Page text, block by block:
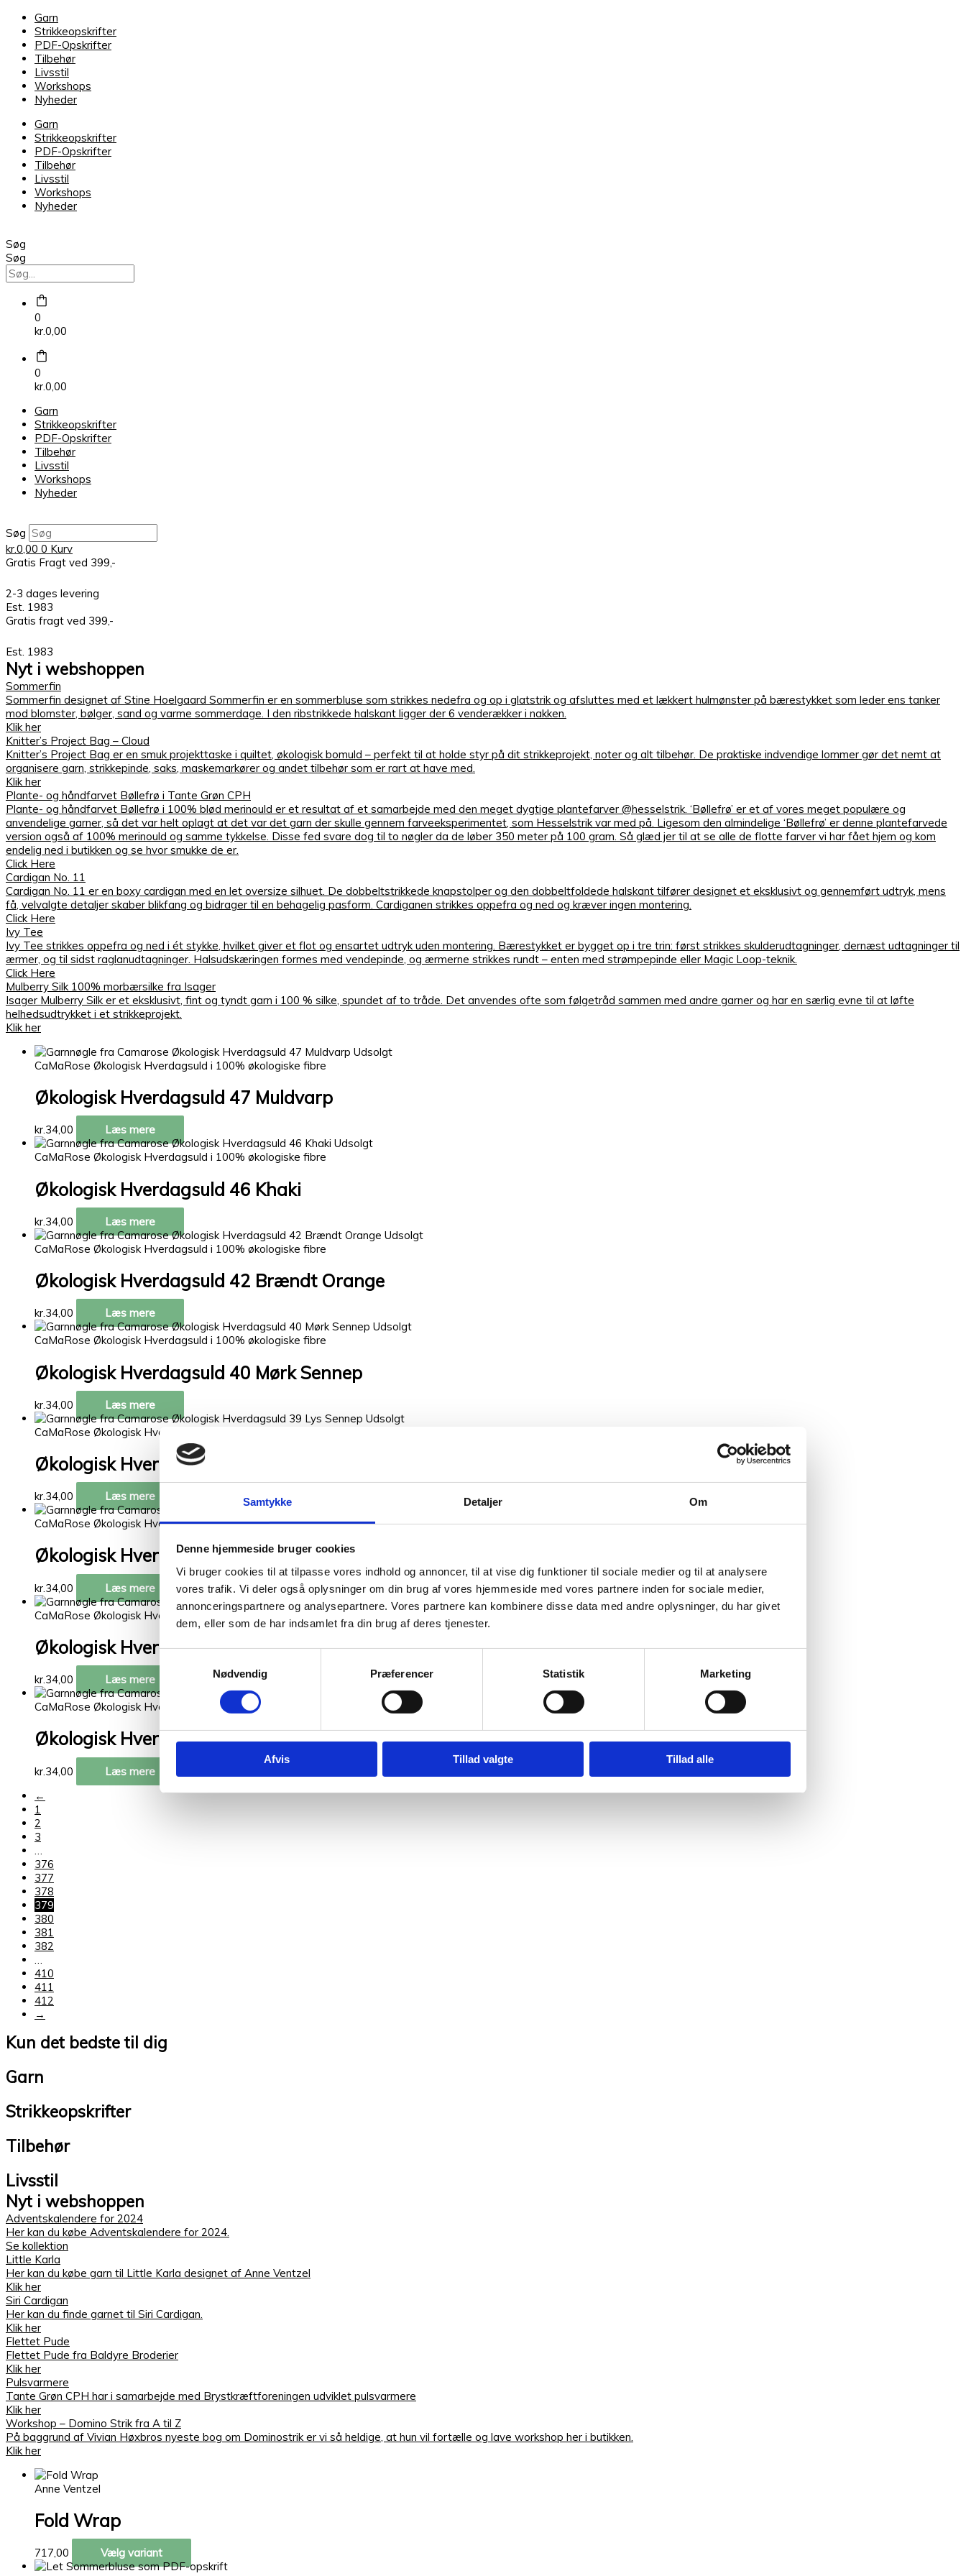
Samtykke Detaljer Om
Denne hjemmeside bruger cookies
Vi bruger cookies til at tilpasse vores indhold og annoncer, til at vise dig funktioner til sociale medier og til at analysere
vores trafik. Vi deler også oplysninger om din brug af vores hjemmeside med vores partnere inden for sociale medier,
annonceringspartnere og analysepartnere. Vores partnere kan kombinere disse data med andre oplysninger, du har givet
dem, eller som de har indsamlet fra din brug af deres tjenester.
Nødvendig
Præferencer Statistik Marketing
Afvis Tillad valgte Tillad alle
Garn
Strikkeopskrifter
PDF-Opskrifter
Tilbehør
Livsstil
Workshops
Nyheder
Garn
Strikkeopskrifter
PDF-Opskrifter
Tilbehør
Livsstil
Workshops
Nyheder
Søg
Søg
0
kr.0,00
0
kr.0,00
Garn
Strikkeopskrifter
PDF-Opskrifter
Tilbehør
Livsstil
Workshops
Nyheder
Søg
kr.0,00 0 Kurv
Gratis Fragt ved 399,-
2-3 dages levering
Est. 1983
Gratis fragt ved 399,-
Est. 1983
Nyt i webshoppen
Sommerfin
Sommerfin designet af Stine Hoelgaard Sommerfin er en sommerbluse som strikkes nedefra og op i glatstrik og afsluttes med et lækkert hulmønster på bærestykket som leder ens tanker
mod blomster, bølger, sand og varme sommerdage. I den ribstrikkede halskant ligger der 6 venderækker i nakken.
Klik her
Knitter’s Project Bag – Cloud
Knitter’s Project Bag er en smuk projekttaske i quiltet, økologisk bomuld – perfekt til at holde styr på dit strikkeprojekt, noter og alt tilbehør. De praktiske indvendige lommer gør det nemt at
organisere garn, strikkepinde, saks, maskemarkører og andet tilbehør som er rart at have med.
Klik her
Plante- og håndfarvet Bøllefrø i Tante Grøn CPH
Plante- og håndfarvet Bøllefrø i 100% blød merinould er et resultat af et samarbejde med den meget dygtige plantefarver @hesselstrik. ‘Bøllefrø’ er et af vores meget populære og
anvendelige garner, så det var helt oplagt at det var det garn der skulle gennem farveeksperimentet, som Hesselstrik var med på. Ligesom den almindelige ‘Bøllefrø’ er denne plantefarvede
version også af 100% merinould og samme tykkelse. Disse fed svare dog til to nøgler da de løber 350 meter på 100 gram. Så glæd jer til at se alle de flotte farver vi har fået hjem og kom
endelig ned i butikken og se hvor smukke de er.
Click Here
Cardigan No. 11
Cardigan No. 11 er en boxy cardigan med en let oversize silhuet. De dobbeltstrikkede knapstolper og den dobbeltfoldede halskant tilfører designet et eksklusivt og gennemført udtryk, mens
få, velvalgte detaljer skaber blikfang og bidrager til en behagelig pasform. Cardiganen strikkes oppefra og ned og kræver ingen montering.
Click Here
Ivy Tee
Ivy Tee strikkes oppefra og ned i ét stykke, hvilket giver et flot og ensartet udtryk uden montering. Bærestykket er bygget op i tre trin: først strikkes skulderudtagninger, dernæst udtagninger til
ærmer, og til sidst raglanudtagninger. Halsudskæringen formes med vendepinde, og ærmerne strikkes rundt – enten med strømpepinde eller Magic Loop-teknik.
Click Here
Mulberry Silk 100% morbærsilke fra Isager
Isager Mulberry Silk er et eksklusivt, fint og tyndt garn i 100 % silke, spundet af to tråde. Det anvendes ofte som følgetråd sammen med andre garner og har en særlig evne til at løfte
helhedsudtrykket i et strikkeprojekt.
Klik her
Udsolgt
CaMaRose Økologisk Hverdagsuld i 100% økologiske fibre
Økologisk Hverdagsuld 47 Muldvarp
kr.34,00
Læs mere
Udsolgt
CaMaRose Økologisk Hverdagsuld i 100% økologiske fibre
Økologisk Hverdagsuld 46 Khaki
kr.34,00
Læs mere
Udsolgt
CaMaRose Økologisk Hverdagsuld i 100% økologiske fibre
Økologisk Hverdagsuld 42 Brændt Orange
kr.34,00
Læs mere
Udsolgt
CaMaRose Økologisk Hverdagsuld i 100% økologiske fibre
Økologisk Hverdagsuld 40 Mørk Sennep
kr. 34,00
Læs mere
Udsolgt
CaMaRose Økologisk Hverdagsuld i 100% økologiske fibre
Økologisk Hverdagsuld 39 Lys Sennep
kr.34,00
Læs mere
CaMaRose Økologisk Hverdagsuld i 100% økologiske fibre
Økologisk Hverdagsuld 37 Mørk Okker
kr. 34,00
Læs mere
Udsolgt
CaMaRose Økologisk Hverdagsuld i 100% økologiske fibre
Økologisk Hverdagsuld 35 Lys Okker
kr.34,00
Læs mere
Udsolgt
CaMaRose Økologisk Hverdagsuld i 100% økologiske fibre
Økologisk Hverdagsuld 33 Søgræs
kr. 34,00
Læs mere
←
1
2
3
376
377
378
379
380
381
382
410
411
412
→
Kun det bedste til dig
Garn
Strikkeopskrifter
Tilbehør
Livsstil
Nyt i webshoppen
Adventskalendere for 2024
Her kan du købe Adventskalendere for 2024.
Se kollektion
Little Karla
Her kan du købe garn til Little Karla designet af Anne Ventzel
Klik her
Siri Cardigan
Her kan du finde garnet til Siri Cardigan.
Klik her
Flettet Pude
Flettet Pude fra Baldyre Broderier
Klik her
Pulsvarmere
Tante Grøn CPH har i samarbejde med Brystkræftforeningen udviklet pulsvarmere
Klik her
Workshop – Domino Strik fra A til Z
På baggrund af Vivian Høxbros nyeste bog om Dominostrik er vi så heldige, at hun vil fortælle og lave workshop her i butikken.
Klik her
Anne Ventzel
Fold Wrap
717,00
Vælg variant